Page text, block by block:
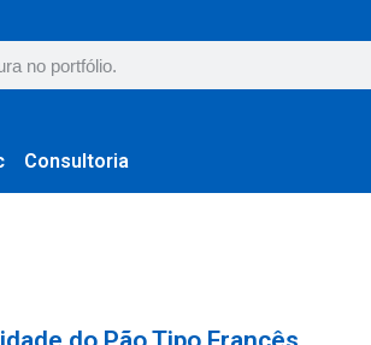
Consultoria